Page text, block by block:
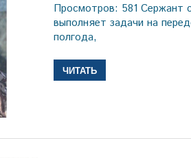
Просмотров: 581 Сержант
выполняет задачи на
полгода,
ЧИТАТЬ